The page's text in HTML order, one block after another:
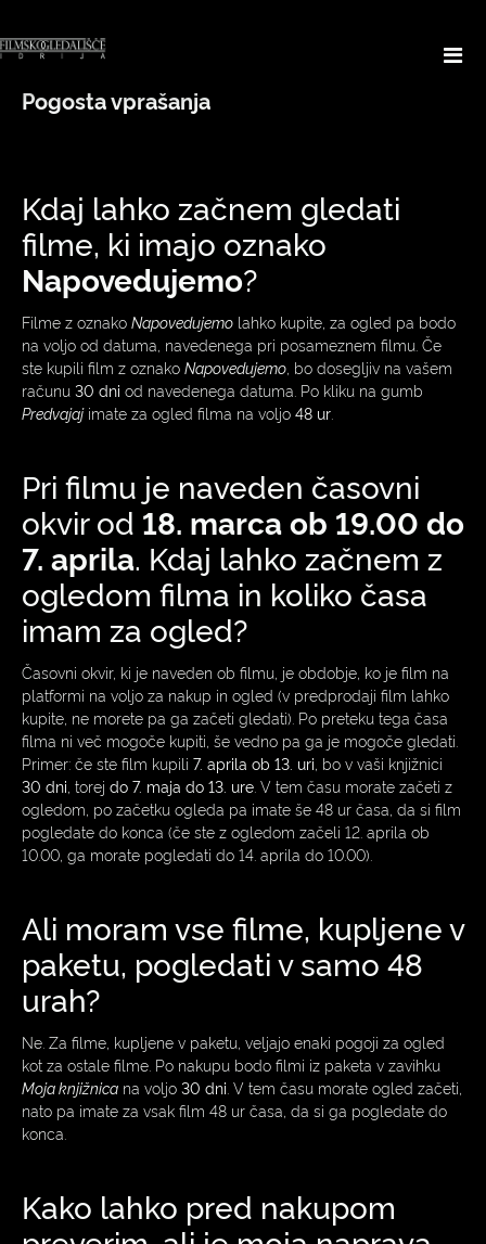
Pogosta vprašanja
Kdaj lahko začnem gledati
filme, ki imajo oznako
Napovedujemo?
Filme z oznako Napovedujemo lahko kupite, za ogled pa bodo
na voljo od datuma, navedenega pri posameznem filmu. Če
ste kupili film z oznako Napovedujemo, bo dosegljiv na vašem
računu 30 dni od navedenega datuma. Po kliku na gumb
Predvajajimate za ogled filma na voljo 48 ur
Pri filmu je naveden časovni
okvir od 18. marca ob 19.00 do
7. aprila. Kdaj lahko začnem z
ogledom filma in koliko časa
imam za ogled?
Časovni okvir, ki je naveden ob filmu, je obdobje, ko je film na
platformi na voljo za nakup in ogled (v predprodaji film lahko
kupite, ne morete pa ga začeti gledati). Po preteku tega časa
filma ni več mogoče kupiti, še vedno pa ga je mogoče gledati.
Primer: če ste film kupili 7. aprila ob 13. uri, bo v vaši knjižnici
30 dni, torej do 7. maja do 13. ure . V tem času morate začeti z
ogledom, po začetku ogleda pa imate še 48 ur časa, da si film
pogledate do konca (če ste z ogledom začeli 12. aprila ob
10.00, ga morate pogledati do 14. aprila do 10.00).
Ali moram vse filme, kupljene v
paketu, pogledati v samo 48
urah?
Ne. Za filme, kupljene v paketu, veljajo enaki pogoji za ogled
kot za ostale filme. Po nakupu bodo filmi iz paketa v zavihku
Moja knjižnica na voljo 30 dni . V tem času morate ogled začeti,
nato pa imate za vsak film 48 ur časa, da si ga pogledate do
konca.
Kako lahko pred nakupom